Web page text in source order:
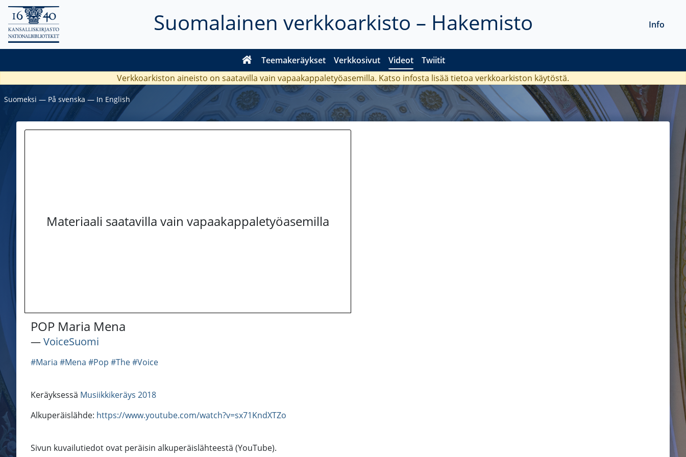
Suomalainen verkkoarkisto – Hakemisto
Teemakeräykset Verkkosivut Videot Twiitit
Info
Verkkoarkiston aineisto on saatavilla vain vapaakappaletyöasemilla. Katso infosta lisää tietoa verkkoarkiston käytöstä.
Suomeksi ― På svenska ― In English
Materiaali saatavilla vain vapaakappaletyöasemilla
POP Maria Mena
―VoiceSuomi
#Maria #Mena #Pop #The#Voice
Keräyksessä Musiikkikeräys 2018
Alkuperäislähde: https://www.youtube.com/watch?v=sx71KndXTZo
Sivun kuvailutiedot ovat peräisin alkuperäislähteestä (YouTube).